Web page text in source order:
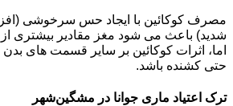
مصرف کوکائین با ایجاد حس سرخوشی
شدید) باعث می شود مغز مقادیر بیشتری از
اما، اثرات کوکائین بر سایر قسمت های بدن
حتی کشنده باشد.
ترک اعتیاد ماری جوانا در مشگین‌شهر